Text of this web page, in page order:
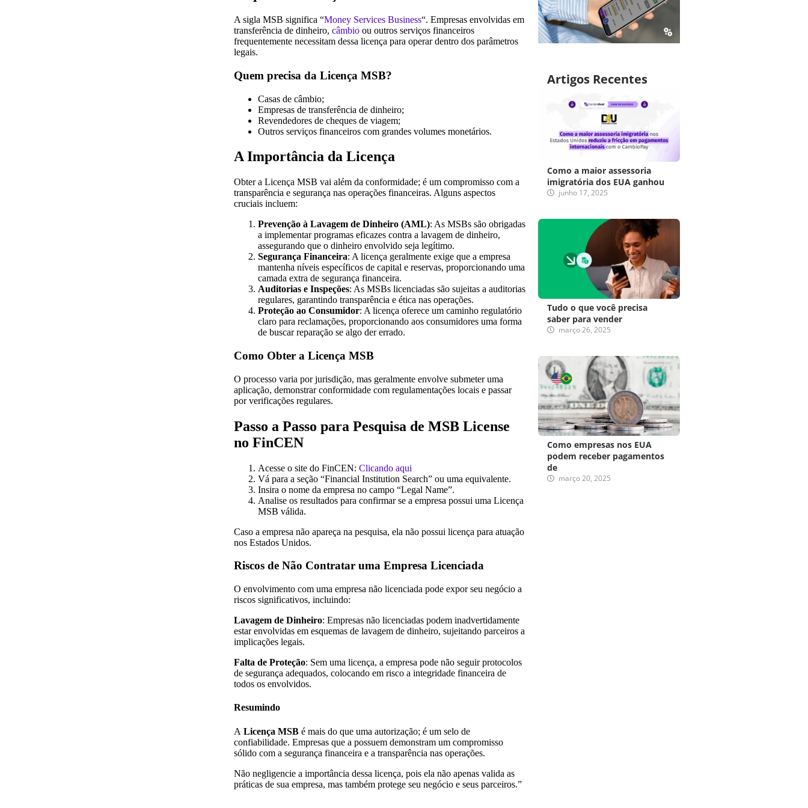
A sigla MSB significa “Money Services Business“. Empresas envolvidas em
transferência de dinheiro,câmbio ou outros serviços financeiros
frequentemente necessitam dessa licença para operar dentro dos parâmetros
legais.
Quem precisa da Licença MSB?
Casas de câmbio;
Empresas de transferência de dinheiro;
Revendedores de cheques de viagem;
Outros serviços financeiros com grandes volumes monetários.
A Importância da Licença
Obter a Licença MSB vai além da conformidade; é um compromisso com a
transparência e segurança nas operações financeiras. Alguns aspectos
cruciais incluem:
Prevenção à Lavagem de Dinheiro (AML): As MSBs são obrigadas
a implementar programas eficazes contra a lavagem de dinheiro,
assegurando que o dinheiro envolvido seja legítimo.
Segurança Financeira: A licença geralmente exige que a empresa
mantenha níveis específicos de capital e reservas, proporcionando uma
camada extra de segurança financeira.
Auditorias e Inspeções: As MSBs licenciadas são sujeitas a auditorias
regulares, garantindo transparência e ética nas operações.
Proteção ao Consumidor: A licença oferece um caminho regulatório
claro para reclamações, proporcionando aos consumidores uma forma
de buscar reparação se algo der errado.
Como Obter a Licença MSB
O processo varia por jurisdição, mas geralmente envolve submeter uma
aplicação, demonstrar conformidade com regulamentações locais e passar
por verificações regulares.
Passo a Passo para Pesquisa de MSB License
no FinCEN
Acesse o site do FinCEN:Clicando aqui
Vá para a seção “Financial Institution Search” ou uma equivalente.
Insira o nome da empresa no campo “Legal Name”.
Analise os resultados para confirmar se a empresa possui uma Licença
MSB válida.
Caso a empresa não apareça na pesquisa, ela não possui licença para atuação
nos Estados Unidos.
Riscos de Não Contratar uma Empresa Licenciada
O envolvimento com uma empresa não licenciada pode expor seu negócio a
riscos significativos, incluindo:
Lavagem de Dinheiro: Empresas não licenciadas podem inadvertidamente
estar envolvidas em esquemas de lavagem de dinheiro, sujeitando parceiros a
implicações legais.
Falta de Proteção: Sem uma licença, a empresa pode não seguir protocolos
de segurança adequados, colocando em risco a integridade financeira de
todos os envolvidos.
Resumindo
ALicença MSB é mais do que uma autorização; é um selo de
confiabilidade. Empresas que a possuem demonstram um compromisso
sólido com a segurança financeira e a transparência nas operações.
Não negligencie a importância dessa licença, pois ela não apenas valida as
práticas de sua empresa, mas também protege seu negócio e seus parceiros.”
Artigos Recentes
Como a maior assessoria
imigratória dos EUA ganhou
junho 17, 2025
Tudo o que você precisa
saber para vender
março 26, 2025
Como empresas nos EUA
podem receber pagamentos
de
março 20, 2025